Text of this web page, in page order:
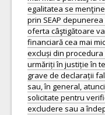
egalitatea se
prin SEAP
oferta câştigătoare
financiară cea mai
excluși din
urmăriți în justiție în
grave de declarații
sau, în general,
solicitate pentru
excludere sau a